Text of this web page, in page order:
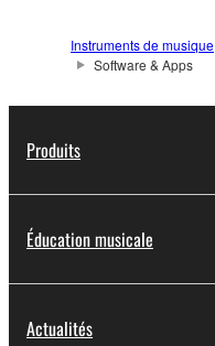
Instruments de musique
Software & Apps
Produits
Éducation musicale
Actualités